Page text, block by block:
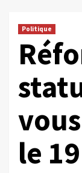
Politique
le